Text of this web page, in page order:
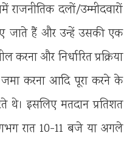
राजनीतिक दलों/उम्मीदवारों
जाते हैं और उन्हें उसकी एक
करना और निर्धारित प्रक्रिया
जमा करना आदि पूरा करने के
थे। इसलिए मतदान प्रतिशत
रात 10-11 बजे या अगले